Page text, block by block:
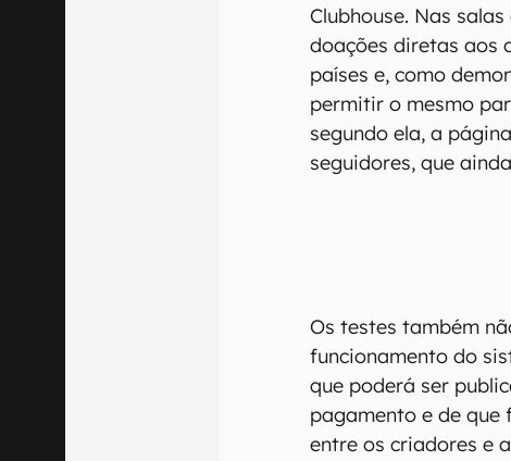
Clubhouse. Nas
doações diretas aos
países e, como
permitir o mesmo
segundo ela, a
seguidores, que
Os testes também
funcionamento do
que poderá ser
pagamento e de
entre os criadores e